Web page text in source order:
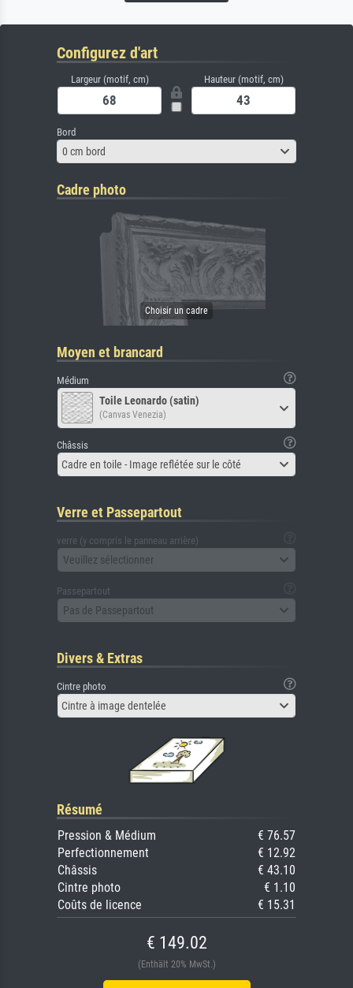
Configurez d'art
Largeur (motif, cm) Hauteur (motif, cm)
Bord
0 cm bord
Cadre photo
Moyen et brancard
Médium
Toile Leonardo (satin)
(Canvas Venezia)
Châssis
Cadre en toile - Image reflétée sur le côté
Verre et Passepartout
verre (y compris le panneau arrière)
Veuillez sélectionner
Passepartout
Pas de Passepartout
Divers & Extras
Cintre photo
Cintre à image dentelée
Résumé
Pression & Médium
€ 76.57
Perfectionnement
€ 12.92
Châssis
€ 43.10
Cintre photo
€ 1.10
Coûts de licence
€ 15.31
€ 149.02
(Enthält 20% MwSt.)